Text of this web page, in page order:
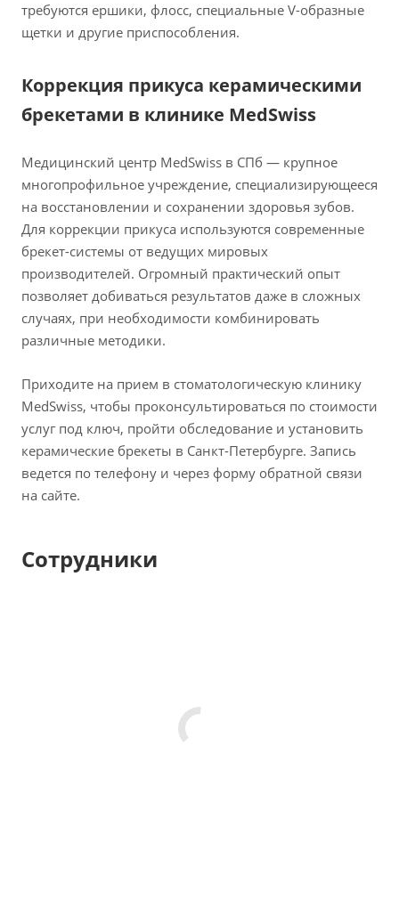
требуются ершики, флосс, специальные V-образные
щетки и другие приспособления.
Коррекция прикуса керамическими
брекетами в клинике MedSwiss
Медицинский центр MedSwiss в СПб — крупное
многопрофильное учреждение, специализирующееся
на восстановлении и сохранении здоровья зубов.
Для коррекции прикуса используются современные
брекет-системы от ведущих мировых
производителей. Огромный практический опыт
позволяет добиваться результатов даже в сложных
случаях, при необходимости комбинировать
различные методики.
Приходите на прием в стоматологическую клинику
MedSwiss, чтобы проконсультироваться по стоимости
услуг под ключ, пройти обследование и установить
керамические брекеты в Санкт-Петербурге. Запись
ведется по телефону и через форму обратной связи
на сайте.
Сотрудники